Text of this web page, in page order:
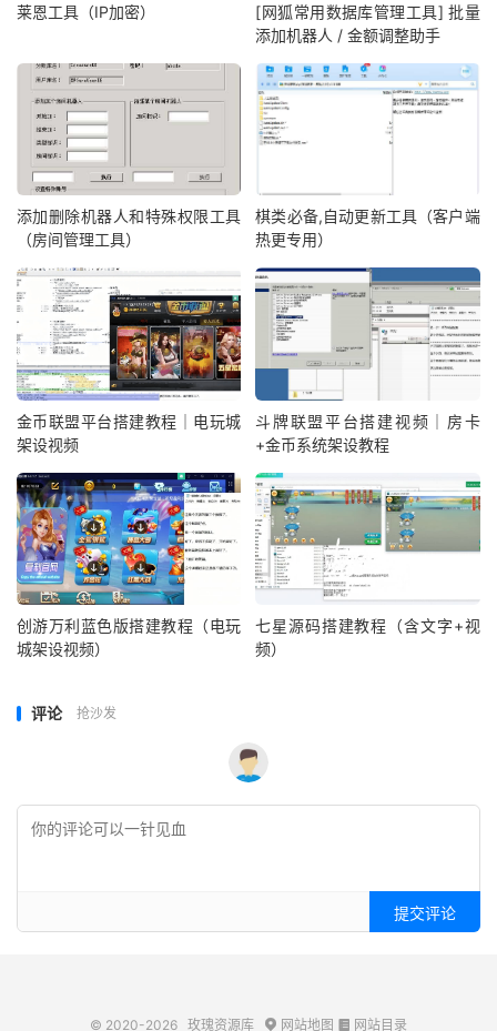
莱恩工具（IP加密）
[网狐常用数据库管理工具] 批量
添加机器人 / 金额调整助手
添加删除机器人和特殊权限工具
（房间管理工具）
棋类必备,自动更新工具（客户端
热更专用）
金币联盟平台搭建教程｜电玩城
架设视频
斗牌联盟平台搭建视频｜房卡
+金币系统架设教程
创游万利蓝色版搭建教程（电玩
城架设视频）
七星源码搭建教程（含文字+视
频）
评论 抢沙发
提交评论
© 2020-2026 玫瑰资源库  网站地图  网站目录